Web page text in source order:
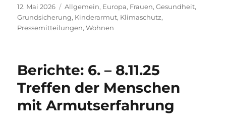
Veröffentlicht
am
12. Mai 2026 Kategorien
Allgemein, Europa, Frauen,Gesundheit,
Grundsicherung, Kinderarmut, Klimaschutz,
Pressemitteilungen,Wohnen
Berichte: 6. – 8.11.25
Treffen der Menschen
mit Armutserfahrung